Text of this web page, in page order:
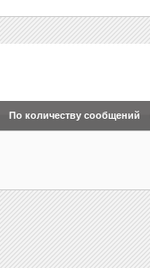
По количеству сообщений